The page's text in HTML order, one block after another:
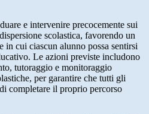
e intervenire precocemente sui
scolastica, favorendo un
in cui ciascun alunno possa sentirsi
Le azioni previste includono
tutoraggio e monitoraggio
per garantire che tutti gli
completare il proprio percorso